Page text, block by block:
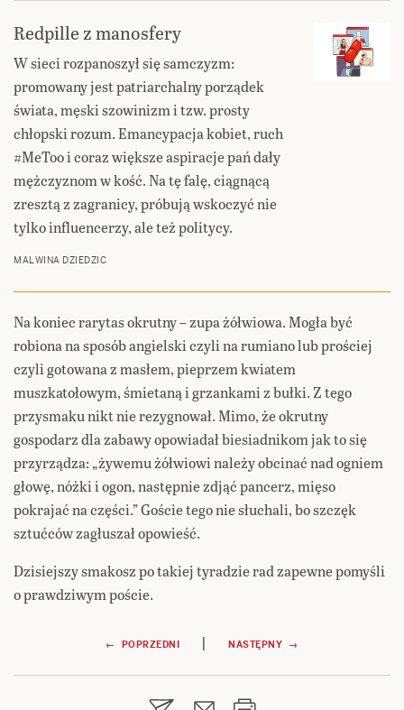
Redpille z manosfery
W sieci rozpanoszył się samczyzm:
promowany jest patriarchalny porządek
świata, męski szowinizm i tzw. prosty
chłopski rozum. Emancypacja kobiet, ruch
#MeToo i coraz większe aspiracje pań dały
mężczyznom w kość. Na tę falę, ciągnącą
zresztą z zagranicy, próbują wskoczyć nie
tylko influencerzy, ale też politycy.
MALWINA DZIEDZIC
Na koniec rarytas okrutny – zupa żółwiowa. Mogła być
robiona na sposób angielski czyli na rumiano lub prościej
czyli gotowana z masłem, pieprzem kwiatem
muszkatołowym, śmietaną i grzankami z bułki. Z tego
przysmaku nikt nie rezygnował. Mimo, że okrutny
gospodarz dla zabawy opowiadał biesiadnikom jak to się
przyrządza: „żywemu żółwiowi należy obcinać nad ogniem
głowę, nóżki i ogon, następnie zdjąć pancerz, mięso
pokrajać na części.” Goście tego nie słuchali, bo szczęk
sztućców zagłuszał opowieść.
Dzisiejszy smakosz po takiej tyradzie rad zapewne pomyśli
o prawdziwym poście.
Nawigacja
wpisu
← POPRZEDNI | NASTĘPNY →